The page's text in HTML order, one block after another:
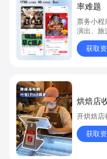
率难题
票务小
演出、旅
售渠道
“票务小
获取
烘焙店
开烘焙店
获取